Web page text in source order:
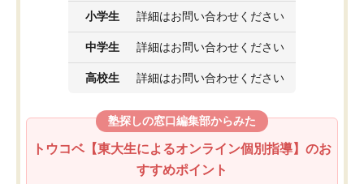
小学生 詳細はお問い合わせください
中学生 詳細はお問い合わせください
高校生 詳細はお問い合わせください
塾探しの窓口編集部からみた
トウコベ【東大生によるオンライン個別指導】のお
すすめポイント